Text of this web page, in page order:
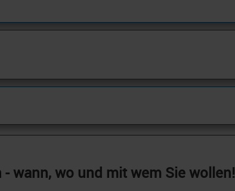
wann, wo und mit wem Sie wollen!